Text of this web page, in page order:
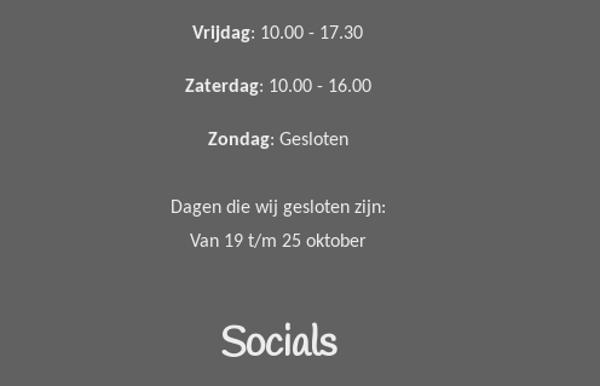
Vrijdag: 10.00 - 17.30
Zaterdag: 10.00 - 16.00
Zondag: Gesloten
Dagen die wij gesloten zijn:
Van 19 t/m 25 oktober
Socials